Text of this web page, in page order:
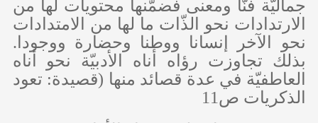
جماليّة فنّا ومعنى فضمّنها محتويات لها من
الارتدادات نحو الذّات ما لها من الامتدادات
نحو الآخر إنسانا ووطنا وحضارة ووجودا.
بذلك تجاوزت رؤاه أناه الأدبيّة نحو أناه
العاطفيّة في عدة قصائد منها (قصيدة: تعود
الذكريات ص11